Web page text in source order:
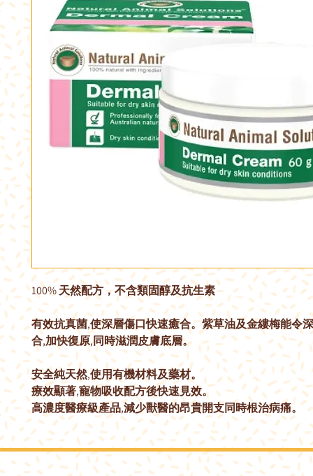
100% 天然配方，不含類固醇及抗生素
有效抗真菌,使深層傷口快速癒合。紫草油及金縷梅能令
合,加快復原,同時滋潤皮膚底層。
安全純天然,使用有機材料及藥材。
療效顯著,寵物吸收配方後快速見效。
高濃度醫療級產品,減少獸醫的昂貴開支同時根治病痛。